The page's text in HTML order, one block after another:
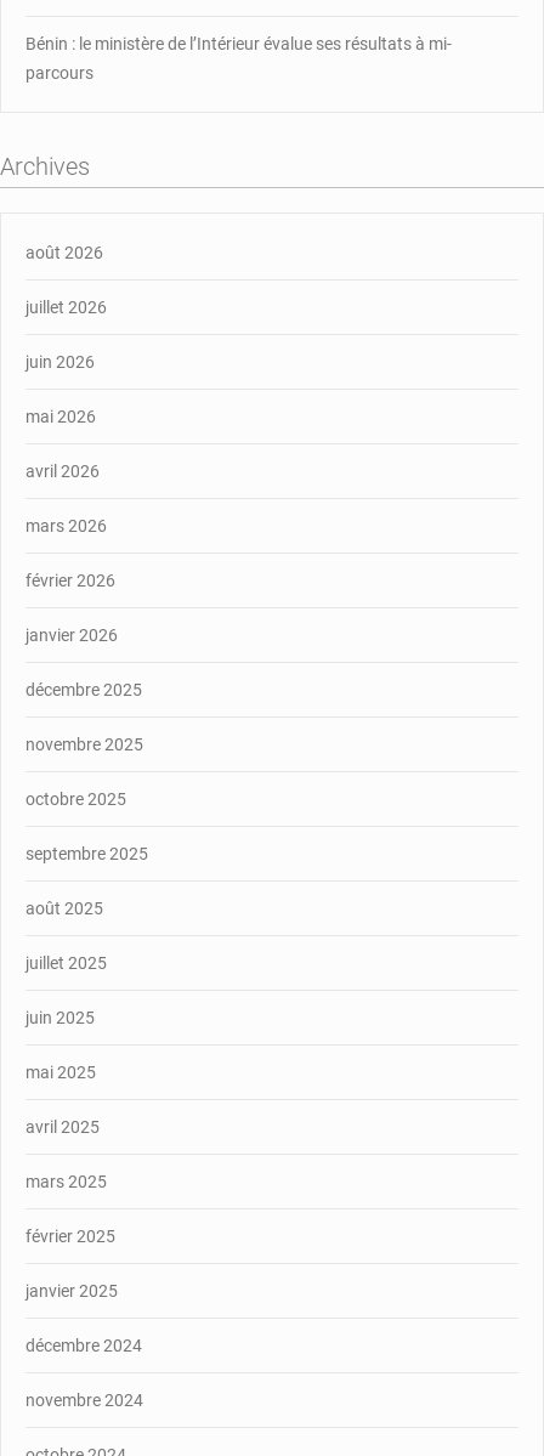
Bénin : le ministère de l’Intérieur évalue ses résultats à mi-
parcours
Archives
août 2026
juillet 2026
juin 2026
mai 2026
avril 2026
mars 2026
février 2026
janvier 2026
décembre 2025
novembre 2025
octobre 2025
septembre 2025
août 2025
juillet 2025
juin 2025
mai 2025
avril 2025
mars 2025
février 2025
janvier 2025
décembre 2024
novembre 2024